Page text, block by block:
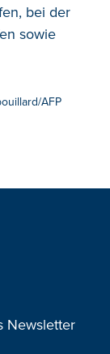
bei der
sowie
AFP
Newsletter